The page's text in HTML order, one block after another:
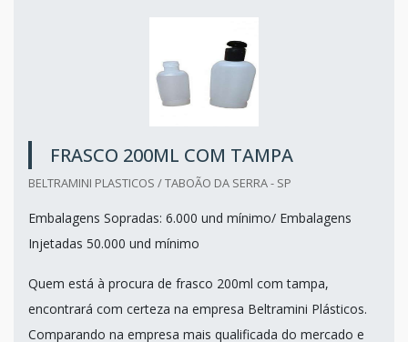
FRASCO 200ML COM TAMPA
BELTRAMINI PLASTICOS / TABOÃO DA SERRA - SP
Embalagens Sopradas: 6.000 und mínimo/ Embalagens
Injetadas 50.000 und mínimo
Quem está à procura de frasco 200ml com tampa,
encontrará com certeza na empresa Beltramini Plásticos.
Comparando na empresa mais qualificada do mercado e